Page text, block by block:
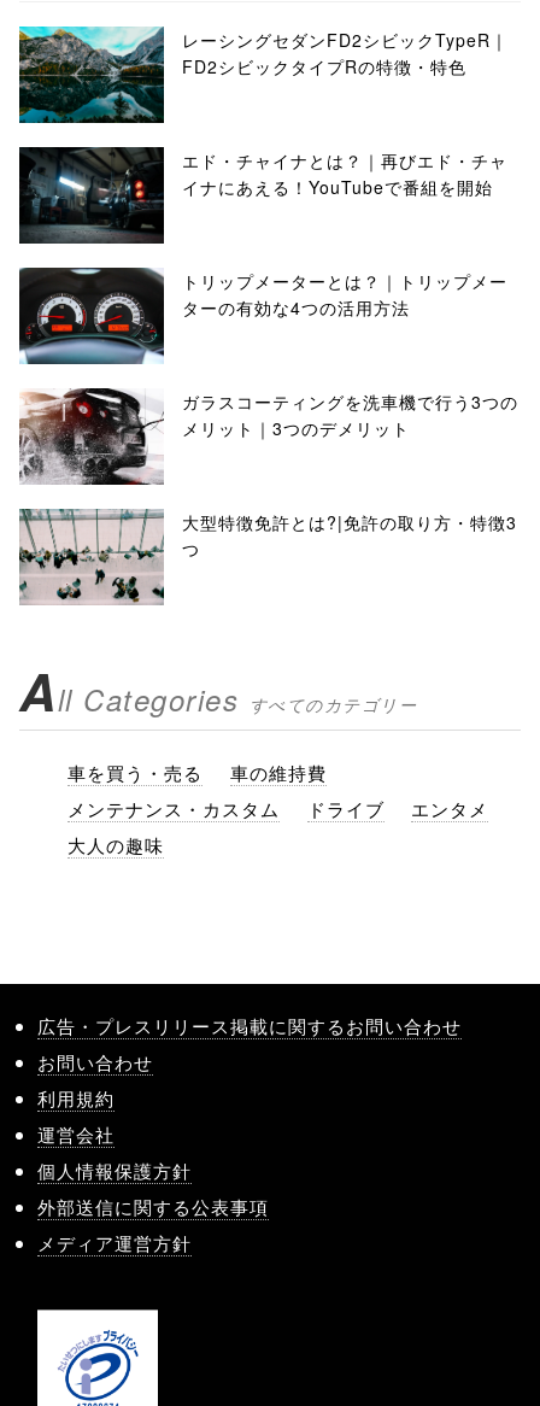
レーシングセダンFD2シビックTypeR｜
FD2シビックタイプRの特徴・特色
エド・チャイナとは？｜再びエド・チャ
イナにあえる！YouTubeで番組を開始
トリップメーターとは？｜トリップメー
ターの有効な4つの活用方法
ガラスコーティングを洗車機で行う3つの
メリット｜3つのデメリット
大型特徴免許とは?|免許の取り方・特徴3
つ
All Categories すべてのカテゴリー
車を買う・売る
車の維持費
メンテナンス・カスタム
ドライブ
エンタメ
大人の趣味
広告・プレスリリース掲載に関するお問い合わせ
お問い合わせ
利用規約
運営会社
個人情報保護方針
外部送信に関する公表事項
メディア運営方針